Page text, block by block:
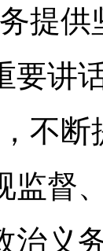
提
要讲
不
监督
治义